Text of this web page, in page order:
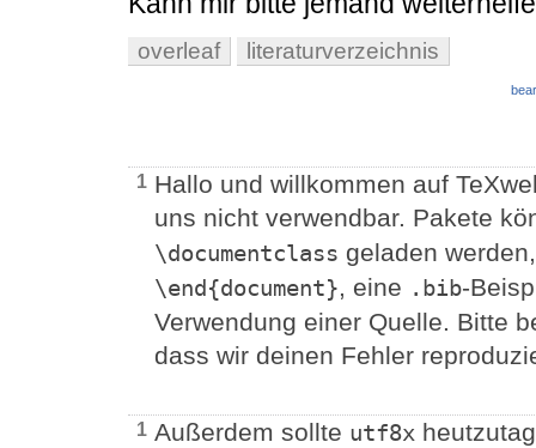
overleaf literaturverzeichnis
1 Hallo und willkommen auf
uns nicht verwendbar. Pakete
\documentclass geladen
\end{document}, eine .bib-
Verwendung einer Quelle. Bitte
dass wir deinen Fehler
1 Außerdem sollte utf8x